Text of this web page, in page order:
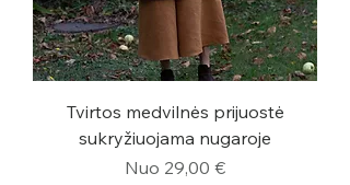
Tvirtos medvilnės prijuostė
sukryžiuojama nugaroje
Nuo 29,00 €
Pardavimo kaina